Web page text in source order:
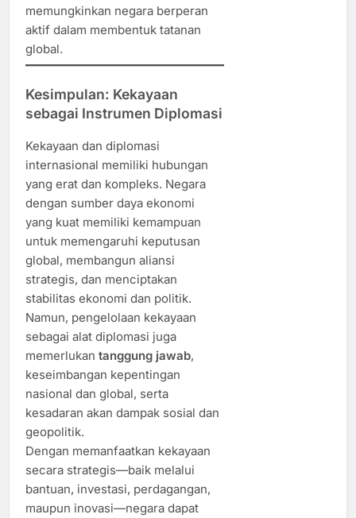
memungkinkan negara berperan
aktif dalam membentuk tatanan
global.
Kesimpulan: Kekayaan
sebagai Instrumen Diplomasi
Kekayaan dan diplomasi
internasional memiliki hubungan
yang erat dan kompleks. Negara
dengan sumber daya ekonomi
yang kuat memiliki kemampuan
untuk memengaruhi keputusan
global, membangun aliansi
strategis, dan menciptakan
stabilitas ekonomi dan politik.
Namun, pengelolaan kekayaan
sebagai alat diplomasi juga
memerlukan tanggung jawab,
keseimbangan kepentingan
nasional dan global, serta
kesadaran akan dampak sosial dan
geopolitik.
Dengan memanfaatkan kekayaan
secara strategis—baik melalui
bantuan, investasi, perdagangan,
maupun inovasi—negara dapat